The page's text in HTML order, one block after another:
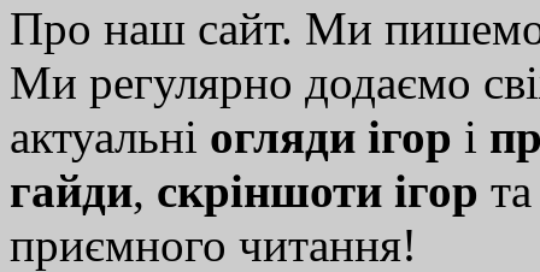
Про наш сайт. Ми
Ми регулярно додаємо
актуальні огляди ігор і
гайди, скріншоти ігор
приємного читання!